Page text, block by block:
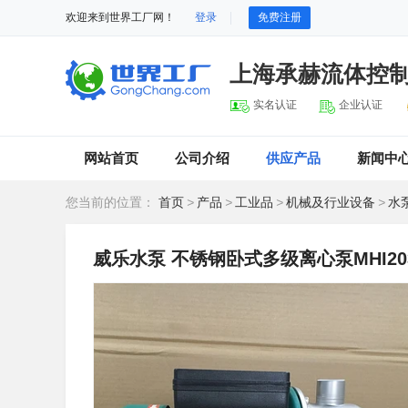
欢迎来到世界工厂网！ 登录 免费注册
上海承赫流体控
实名认证 企业认证
网站首页 公司介绍 供应产品 新闻中
您当前的位置： 首页 > 产品 > 工业品 >机械及行业设备 >水
威乐水泵 不锈钢卧式多级离心泵